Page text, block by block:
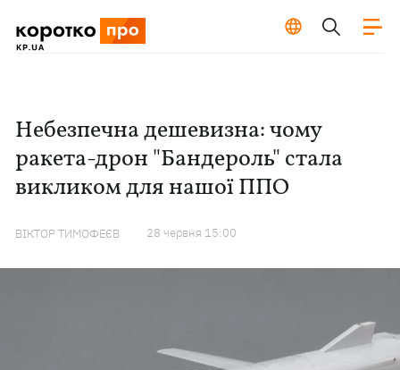
Небезпечна дешевизна: чому
ракета-дрон "Бандероль" стала
викликом для нашої ППО
ВІКТОР ТИМОФЕЄВ 28 червня 15:00